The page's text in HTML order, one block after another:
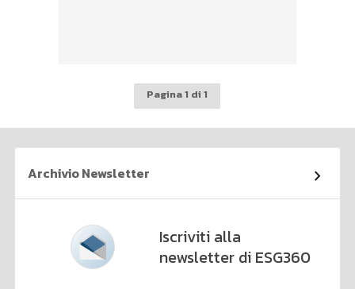
Pagina 1 di 1
Archivio Newsletter
Iscriviti alla
newsletter di ESG360